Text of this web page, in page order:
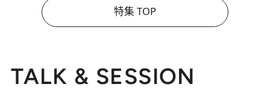
特集 TOP
TALK & SESSION